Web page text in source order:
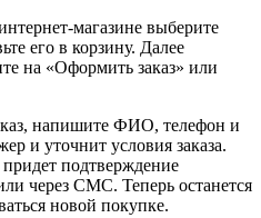
магазине выберите
его в корзину. Далее
на «Оформить заказ» или
напишите ФИО, телефон и
и уточнит условия заказа.
придет подтверждение
через СМС. Теперь останется
новой покупке.